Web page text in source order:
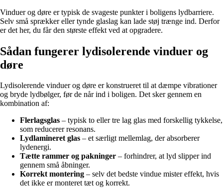
Vinduer og døre er typisk de svageste punkter i boligens lydbarriere.
Selv små sprækker eller tynde glaslag kan lade støj trænge ind. Derfor
er det her, du får den største effekt ved at opgradere.
Sådan fungerer lydisolerende vinduer og
døre
Lydisolerende vinduer og døre er konstrueret til at dæmpe vibrationer
og bryde lydbølger, før de når ind i boligen. Det sker gennem en
kombination af:
Flerlagsglas – typisk to eller tre lag glas med forskellig tykkelse,
som reducerer resonans.
Lydlamineret glas – et særligt mellemlag, der absorberer
lydenergi.
Tætte rammer og pakninger – forhindrer, at lyd slipper ind
gennem små åbninger.
Korrekt montering – selv det bedste vindue mister effekt, hvis
det ikke er monteret tæt og korrekt.